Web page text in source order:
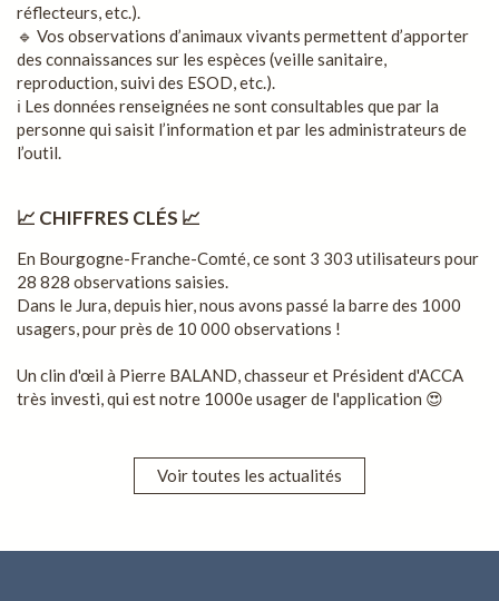
réflecteurs, etc.).
🔹 Vos observations d’animaux vivants permettent d’apporter
des connaissances sur les espèces (veille sanitaire,
reproduction, suivi des ESOD, etc.).
ℹ Les données renseignées ne sont consultables que par la
personne qui saisit l’information et par les administrateurs de
l’outil.
📈 CHIFFRES CLÉS 📈
En Bourgogne-Franche-Comté, ce sont 3 303 utilisateurs pour
28 828 observations saisies.
Dans le Jura, depuis hier, nous avons passé la barre des 1000
usagers, pour près de 10 000 observations !
Un clin d'œil à Pierre BALAND, chasseur et Président d'ACCA
très investi, qui est notre 1000e usager de l'application 😍
Voir toutes les actualités